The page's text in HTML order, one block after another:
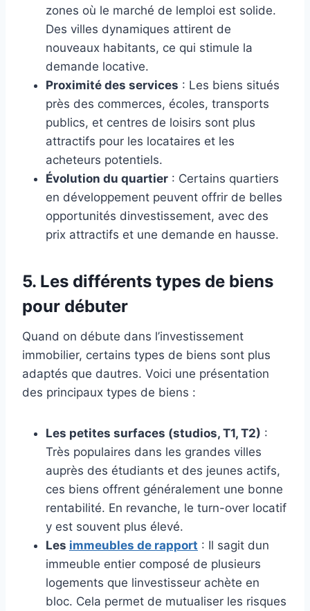
zones où le marché de lemploi est solide.
Des villes dynamiques attirent de
nouveaux habitants, ce qui stimule la
demande locative.
Proximité des services : Les biens situés
près des commerces, écoles, transports
publics, et centres de loisirs sont plus
attractifs pour les locataires et les
acheteurs potentiels.
Évolution du quartier : Certains quartiers
en développement peuvent offrir de belles
opportunités dinvestissement, avec des
prix attractifs et une demande en hausse.
5. Les différents types de biens
pour débuter
Quand on débute dans l’investissement
immobilier, certains types de biens sont plus
adaptés que dautres. Voici une présentation
des principaux types de biens :
Les petites surfaces (studios, T1, T2) :
Très populaires dans les grandes villes
auprès des étudiants et des jeunes actifs,
ces biens offrent généralement une bonne
rentabilité. En revanche, le turn-over locatif
y est souvent plus élevé.
Les immeubles de rapport : Il sagit dun
immeuble entier composé de plusieurs
logements que linvestisseur achète en
bloc. Cela permet de mutualiser les risques